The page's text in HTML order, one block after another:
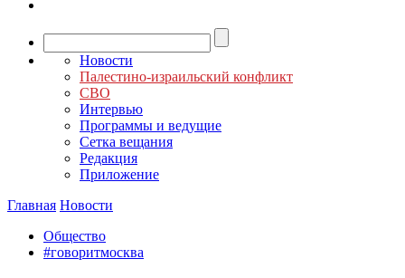
Новости
Палестино-израильский конфликт
СВО
Интервью
Программы и ведущие
Сетка вещания
Редакция
Приложение
Главная Новости
Общество
#говоритмосква